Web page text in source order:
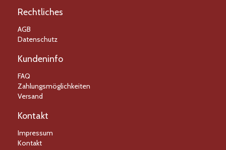
Rechtliches
AGB
Datenschutz
Kundeninfo
FAQ
Zahlungsmöglichkeiten
Versand
Kontakt
Impressum
Kontakt